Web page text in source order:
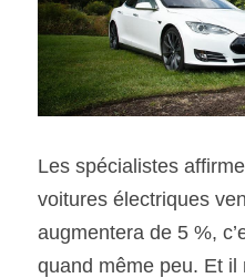
Les spécialistes
voitures électriques
augmentera de 5 %,
quand même peu. Et